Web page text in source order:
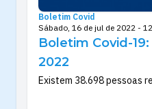
Boletim Covid
Sábado, 16 de jul de 2022 -
Boletim Covid-
2022
Existem 38.698 pessoas